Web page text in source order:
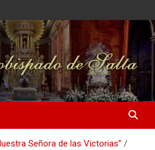
Salta
Señora de las Victorias”